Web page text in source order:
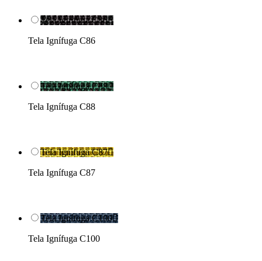
Tela Ignífuga C86
Tela Ignífuga C86
Tela Ignífuga C88
Tela Ignífuga C88
Tela Ignífuga C87
Tela Ignífuga C87
Tela Ignífuga C100
Tela Ignífuga C100